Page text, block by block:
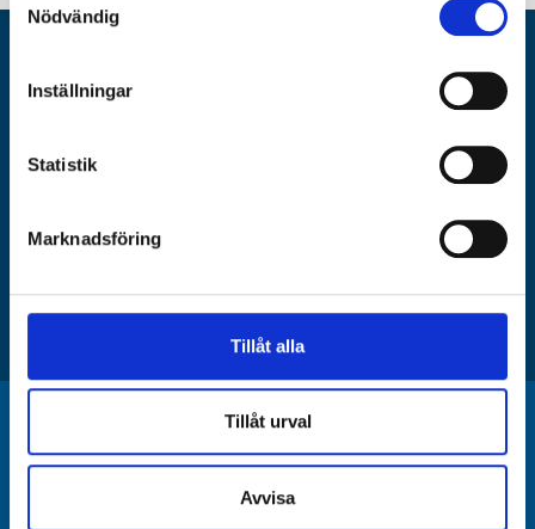
Nödvändig
Inställningar
Statistik
Marknadsföring
Tillåt alla
Tillåt urval
Avvisa
Registrera dig för de senaste nyheterna från Islamic Relief